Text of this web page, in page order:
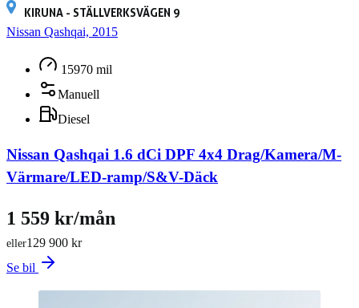
KIRUNA - STÄLLVERKSVÄGEN 9
Nissan Qashqai, 2015
15970 mil
Manuell
Diesel
Nissan Qashqai 1.6 dCi DPF 4x4 Drag/Kamera/M-
Värmare/LED-ramp/S&V-Däck
129 900 kr
eller
1 559 kr/mån
Se bil